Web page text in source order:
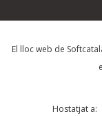
Què
Comentari *
El lloc web de
Hostatjat a: